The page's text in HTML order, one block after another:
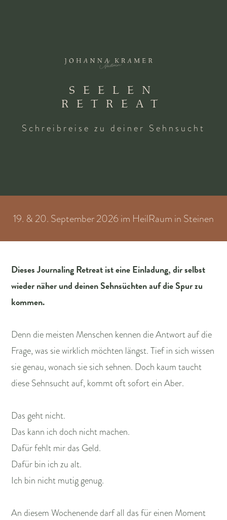
SEELEN
RETREAT
Schreibreise zu deiner Sehnsucht
19. & 20. September 2026 im HeilRaum in Steinen
Dieses Journaling Retreat ist eine Einladung, dir selbst
wieder näher und deinen Sehnsüchten auf die Spur zu
kommen.
Denn die meisten Menschen kennen die Antwort auf die
Frage, was sie wirklich möchten längst. Tief in sich wissen
sie genau, wonach sie sich sehnen. Doch kaum taucht
diese Sehnsucht auf, kommt oft sofort ein Aber.
Das geht nicht.
Das kann ich doch nicht machen.
Dafür fehlt mir das Geld.
Dafür bin ich zu alt.
Ich bin nicht mutig genug.
An diesem Wochenende darf all das für einen Moment